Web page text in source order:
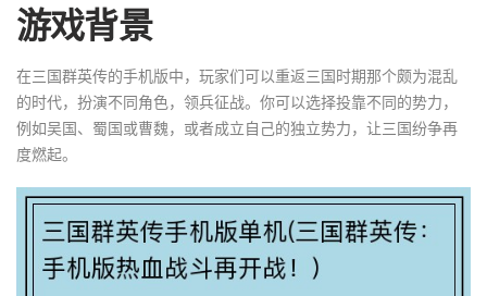
游戏背景
在三国群英传的手机版中，玩家们可以重返三国时期那个颇为混乱
的时代，扮演不同角色，领兵征战。你可以选择投靠不同的势力，
例如吴国、蜀国或曹魏，或者成立自己的独立势力，让三国纷争再
度燃起。